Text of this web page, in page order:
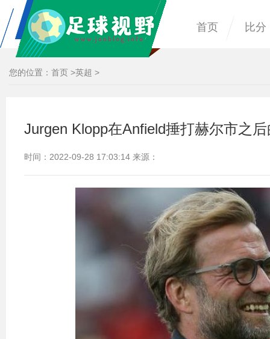
首页 比分
您的位置： 首页 >英超 >
Jurgen Klopp在Anfield捶打赫尔市之
时间：2022-09-28 17:03:14 来源：